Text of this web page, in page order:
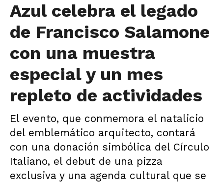
Azul celebra el legado
de Francisco Salamone
con una muestra
especial y un mes
repleto de actividades
El evento, que conmemora el natalicio
del emblemático arquitecto, contará
con una donación simbólica del Círculo
Italiano, el debut de una pizza
exclusiva y una agenda cultural que se